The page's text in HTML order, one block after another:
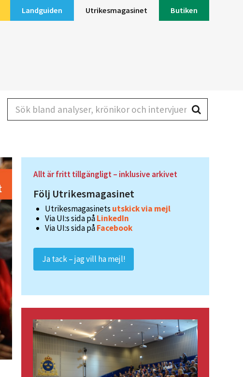
Landguiden Utrikesmagasinet Butiken
Allt är fritt tillgängligt – inklusive arkivet
Följ Utrikesmagasinet
Utrikesmagasinetsutskick via mejl
Via UI:s sida påLinkedIn
Via UI:s sida påFacebook
Ja tack – jag vill ha mejl!